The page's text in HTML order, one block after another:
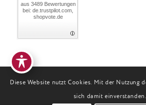
aus 3489 Bewertungen
bei: de.trustpilot.com,
shopvote.de
Diese Website nutzt Cookies. Mit der Nutzung
sich damit einverstanden.